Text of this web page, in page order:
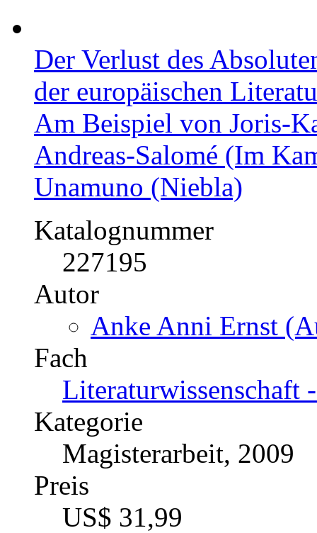
Der Verlust des
der europäischen
Am Beispiel von Joris-
Andreas-Salomé (Im
Unamuno (Niebla)
Katalognummer
227195
Autor
Anke Anni Ernst
Fach
Literaturwissenschaft
Kategorie
Magisterarbeit, 2009
Preis
US$ 31,99